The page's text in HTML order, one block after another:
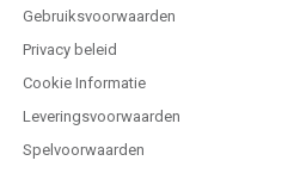
Gebruiksvoorwaarden
Privacy beleid
Cookie Informatie
Leveringsvoorwaarden
Spelvoorwaarden